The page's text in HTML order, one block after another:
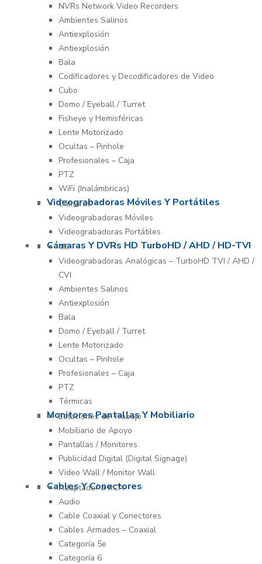
NVRs Network Video Recorders
Ambientes Salinos
Antiexplosión
Antiexplosión
Bala
Codificadores y Decodificadores de Video
Cubo
Domo / Eyeball / Turret
Fisheye y Hemisféricas
Lente Motorizado
Ocultas – Pinhole
Profesionales – Caja
PTZ
WiFi (Inalámbricas)
Videograbadoras Móviles Y Portátiles
Cámaras
Videograbadoras Móviles
Videograbadoras Portátiles
Cámaras Y DVRs HD TurboHD / AHD / HD-TVI
4K
Videograbadoras Analógicas – TurboHD TVI / AHD /
CVI
Ambientes Salinos
Antiexplosión
Bala
Domo / Eyeball / Turret
Lente Motorizado
Ocultas – Pinhole
Profesionales – Caja
PTZ
Térmicas
Monitores Pantallas Y Mobiliario
Estaciones de Trabajo
Mobiliario de Apoyo
Pantallas / Monitores
Publicidad Digital (Digital Signage)
Video Wall / Monitor Wall
Cables Y Conectores
Adaptador a RCA
Audio
Cable Coaxial y Conectores
Cables Armados – Coaxial
Categoría 5e
Categoría 6